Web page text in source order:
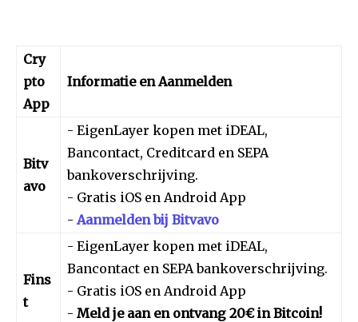
Cry
pto
App
Informatie en Aanmelden
Bitv
avo
- EigenLayer kopen met iDEAL,
Bancontact, Creditcard en SEPA
bankoverschrijving.
- Gratis iOS en Android App
- Aanmelden bij Bitvavo
Fins
t
- EigenLayer kopen met iDEAL,
Bancontact en SEPA bankoverschrijving.
- Gratis iOS en Android App
- Meld je aan en ontvang 20€ in Bitcoin!